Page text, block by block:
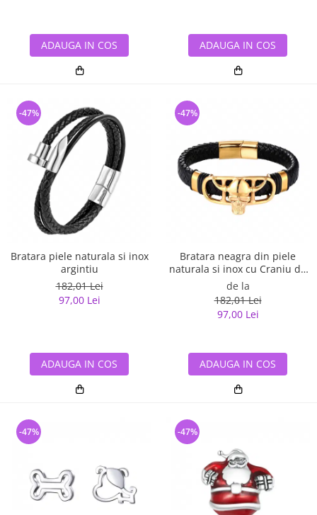
ADAUGA IN COS ADAUGA IN COS
Bratara piele naturala si inox
argintiu
182,01 Lei
97,00 Lei
-47%
ADAUGA IN COS
Bratara neagra din piele
naturala si inox cu Craniu de
Viking
de la
182,01 Lei
97,00 Lei
-47%
ADAUGA IN COS
-47% -47%